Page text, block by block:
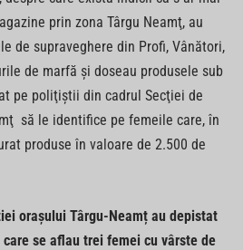
prin zona Târgu Neamţ, au
de supraveghere din Profi, Vânători,
de marfă şi doseau produsele sub
pe poliţiştii din cadrul Secţiei de
să le identifice pe femeile care, în
produse în valoare de 2.500 de
orașului Târgu-Neamț au depistat
se aflau trei femei cu vârste de